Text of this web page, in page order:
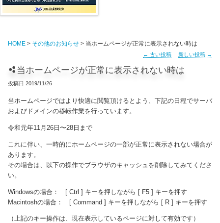
HOME > その他のお知らせ > 当ホームページが正常に表示されない時は
← 古い投稿 新しい投稿 →
当ホームページが正常に表示されない時は
投稿日 2019/11/26
当ホームページではより快適に閲覧頂けるとよう、下記の日程でサーバ
およびドメインの移転作業を行っています。
令和元年11月26日〜28日まで
これに伴い、一時的にホームページの一部が正常に表示されない場合が
あります。
その場合は、以下の操作でブラウザのキャッシュを削除してみてくださ
い。
Windowsの場合： [ Ctrl ] キーを押しながら [ F5 ] キーを押す
Macintoshの場合： [ Command ] キーを押しながら [ R ] キーを押す
（上記のキー操作は、現在表示しているページに対して有効です）